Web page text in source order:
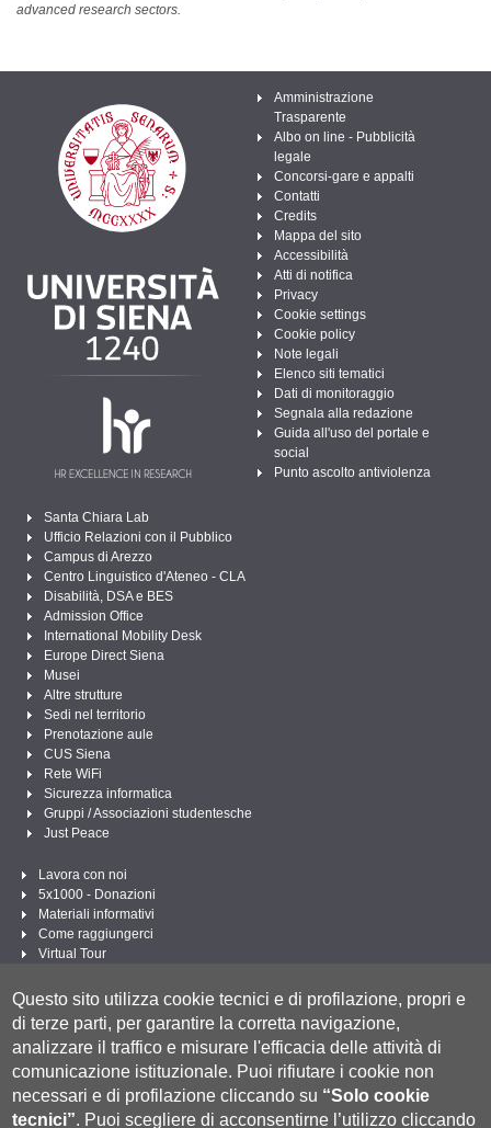
advanced research sectors.
Amministrazione
Trasparente
Albo on line - Pubblicità
legale
Concorsi-gare e appalti
Contatti
Credits
Mappa del sito
Accessibilità
Atti di notifica
Privacy
Cookie settings
Cookie policy
Note legali
Elenco siti tematici
Dati di monitoraggio
Segnala alla redazione
Guida all'uso del portale e
social
Punto ascolto antiviolenza
Santa Chiara Lab
Ufficio Relazioni con il Pubblico
Campus di Arezzo
Centro Linguistico d'Ateneo - CLA
Disabilità, DSA e BES
Admission Office
International Mobility Desk
Europe Direct Siena
Musei
Altre strutture
Sedi nel territorio
Prenotazione aule
CUS Siena
Rete WiFi
Sicurezza informatica
Gruppi / Associazioni studentesche
Just Peace
Lavora con noi
5x1000 - Donazioni
Materiali informativi
Come raggiungerci
Virtual Tour
Segui UNISI
Questo sito utilizza cookie tecnici e di profilazione, propri e
di terze parti, per garantire la corretta navigazione,
analizzare il traffico e misurare l'efficacia delle attività di
comunicazione istituzionale. Puoi rifiutare i cookie non
necessari e di profilazione cliccando su “Solo cookie
tecnici”. Puoi scegliere di acconsentirne l’utilizzo cliccando